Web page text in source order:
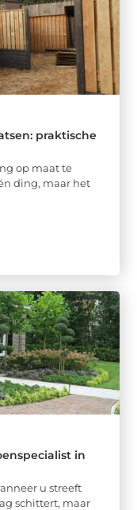
praktische
op maat te
ding, maar het
in
u streeft
schittert, maar